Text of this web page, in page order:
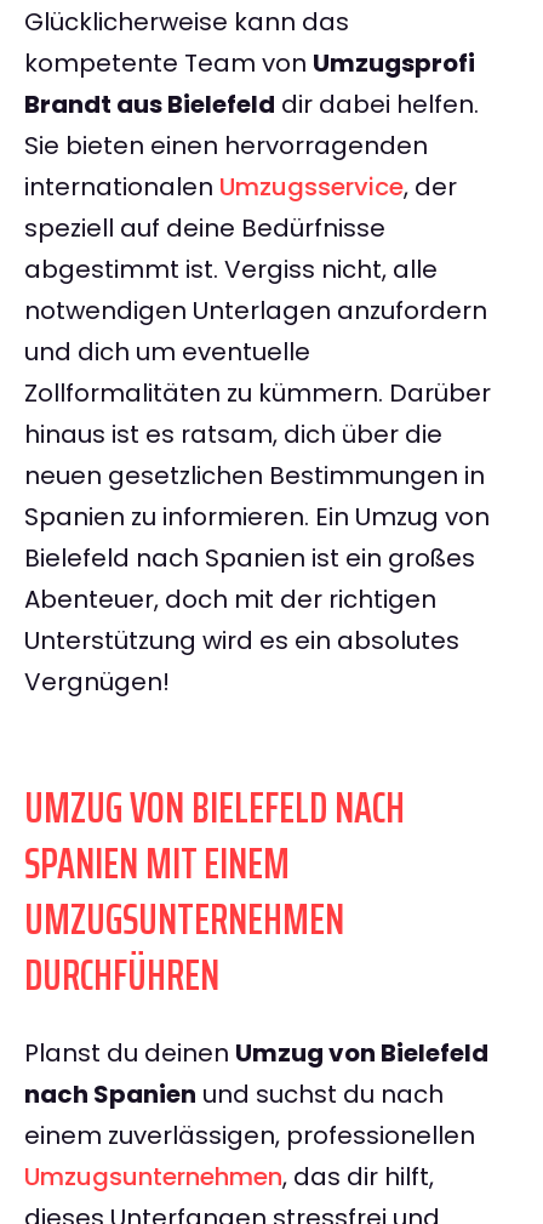
Glücklicherweise kann das
kompetente Team von Umzugsprofi
Brandt aus Bielefeld dir dabei helfen.
Sie bieten einen hervorragenden
internationalen Umzugsservice, der
speziell auf deine Bedürfnisse
abgestimmt ist. Vergiss nicht, alle
notwendigen Unterlagen anzufordern
und dich um eventuelle
Zollformalitäten zu kümmern. Darüber
hinaus ist es ratsam, dich über die
neuen gesetzlichen Bestimmungen in
Spanien zu informieren. Ein Umzug von
Bielefeld nach Spanien ist ein großes
Abenteuer, doch mit der richtigen
Unterstützung wird es ein absolutes
Vergnügen!
UMZUG VON BIELEFELD NACH
SPANIEN MIT EINEM
UMZUGSUNTERNEHMEN
DURCHFÜHREN
Planst du deinen Umzug von Bielefeld
nach Spanien und suchst du nach
einem zuverlässigen, professionellen
Umzugsunternehmen, das dir hilft,